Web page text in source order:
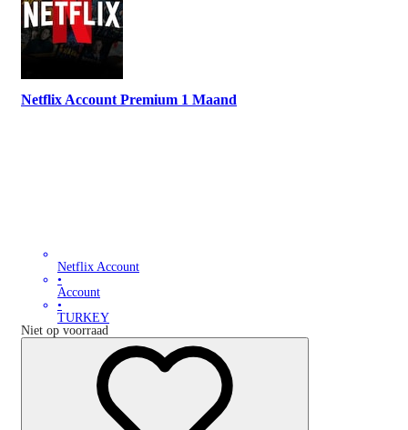
Netflix Account Premium 1 Maand
Netflix Account
•
Account
•
TURKEY
Niet op voorraad